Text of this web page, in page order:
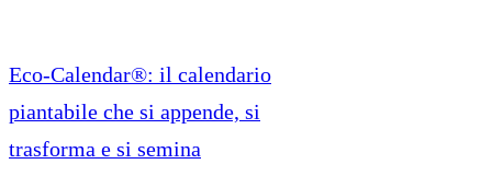
Eco-Calendar®: il calendario
piantabile che si appende, si
trasforma e si semina